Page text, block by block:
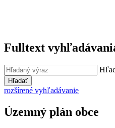
Fulltext
Hľadať
rozšírené vyhľadávanie
Územný plán obce